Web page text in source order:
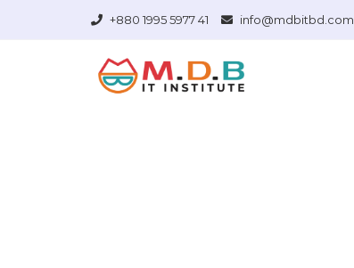
+880 1995 5977 41 info@mdbitbd.com